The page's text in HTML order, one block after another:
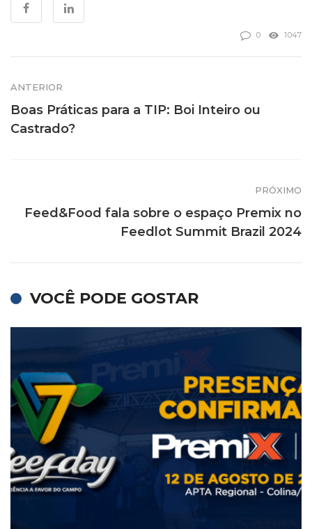
0 1047
ANTERIOR
Boas Práticas para a TIP: Boi Inteiro ou
Castrado?
PRÓXIMO
Feed&Food fala sobre o espaço Premix no
Feedlot Summit Brazil 2024
VOCÊ PODE GOSTAR